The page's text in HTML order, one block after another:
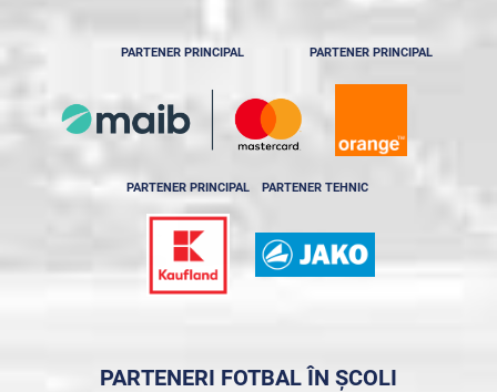
PARTENER PRINCIPAL PARTENER PRINCIPAL
PARTENER PRINCIPAL PARTENER TEHNIC
PARTENERI FOTBAL ÎN ȘCOLI